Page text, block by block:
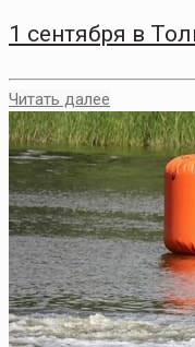
1 сентября в
Читать далее